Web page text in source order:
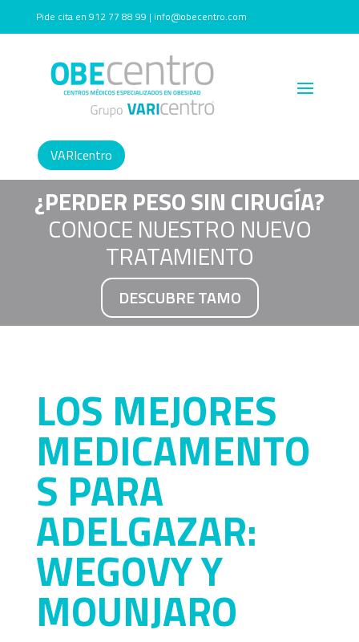
Pide cita en 912 77 88 99 | info@obecentro.com
VARIcentro
¿PERDER PESO SIN CIRUGÍA?
CONOCE NUESTRO NUEVO
TRATAMIENTO
DESCUBRE TAMO
LOS MEJORES
MEDICAMENTO
S PARA
ADELGAZAR:
WEGOVY Y
MOUNJARO